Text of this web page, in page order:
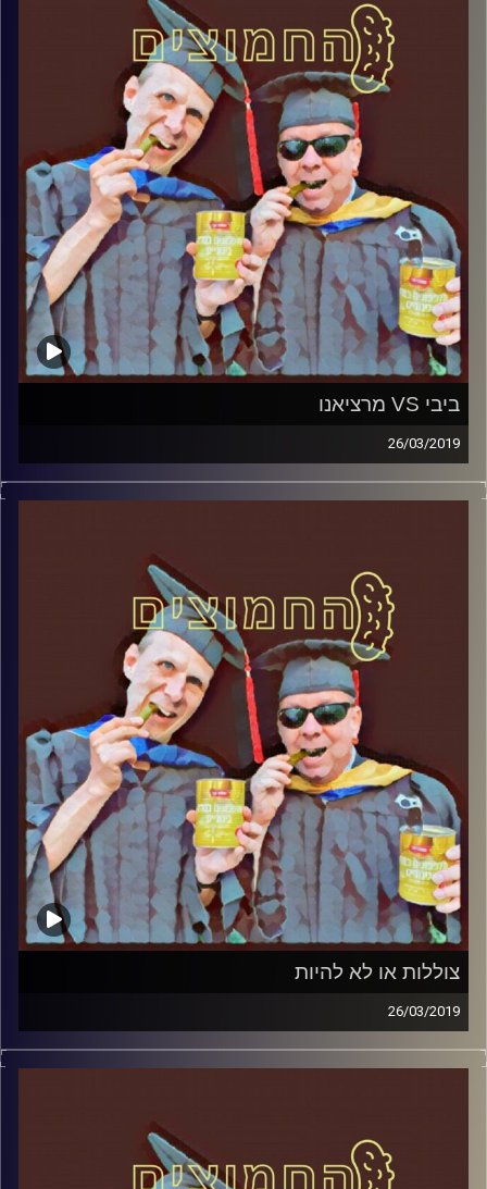
קרדיט תמונות:AudioVersity
ביבי VS מרציאנו
26/03/2019
פרופסור בועז בן-דוד ופרופסור גלעד הירשברגר
קרדיט תמונות:AudioVersity
צוללות או לא להיות
26/03/2019
פרופסור בועז בן-דוד ופרופסור גלעד הירשברגר
קרדיט תמונות:AudioVersity